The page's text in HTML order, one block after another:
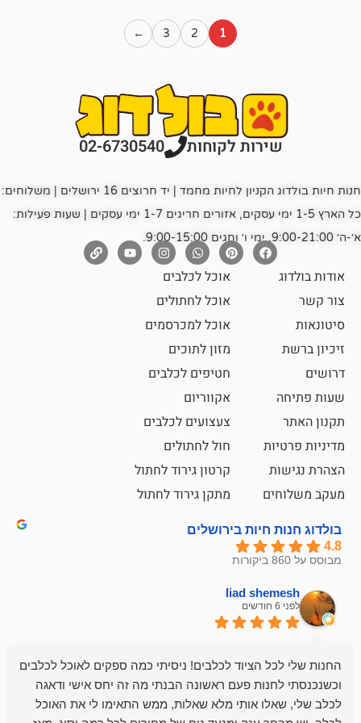
←
לקוחות 02-6730540
חנות חיות בולדוג הקניון לחיות מחמד | יד חרוצים 16 ירושלים | משלוחים:
כל הארץ 1-5 ימי עסקים, אזורים חריגים 1-7 ימי עסקים | שעות פעילות:
אוכל לכלבים
אוכל לחתולים
אוכל למכרסמים
מזון לתוכים
חטיפים לכלבים
אקווריום
צעצועים לכלבים
חול לחתולים
קרטון גירוד לחתול
מתקן גירוד לחתול
בירושלים
liad
הציוד לכלבים! ניסיתי כמה ספקים לאוכל לכלבים
פעם ראשונה הבנתי מה זה יחס אישי ודאגה
אותי מלא שאלות, ממש התאימו לי את האוכל
חנות
רון הבעלים -